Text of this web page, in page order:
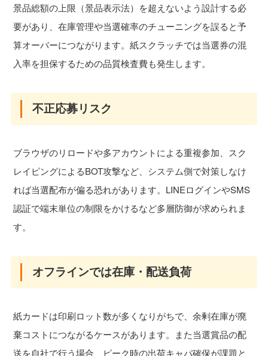
景品総額の上限（景品表示法）を超えないよう設計する必
要があり、在庫管理や当選確率のチューニングを誤ると予
算オーバーにつながります。紙スクラッチでは当選券の混
入率を担保するための品質検査費も発生します。
不正応募リスク
ブラウザのリロードや多アカウントによる重複参加、スク
レイピングによるBOT攻撃など、システム側で対策しなけ
れば当選配布が偏る恐れがあります。LINEログインやSMS
認証で端末単位の制限をかけるなど多層防御が求められま
す。
オフラインでは在庫・配送負荷
紙カードは印刷ロット数が多くなりがちで、余剰在庫が廃
棄コストにつながるケースがあります。また当選賞品の配
送を自社で行う場合、ピーク時の出荷キャパ確保が課題と